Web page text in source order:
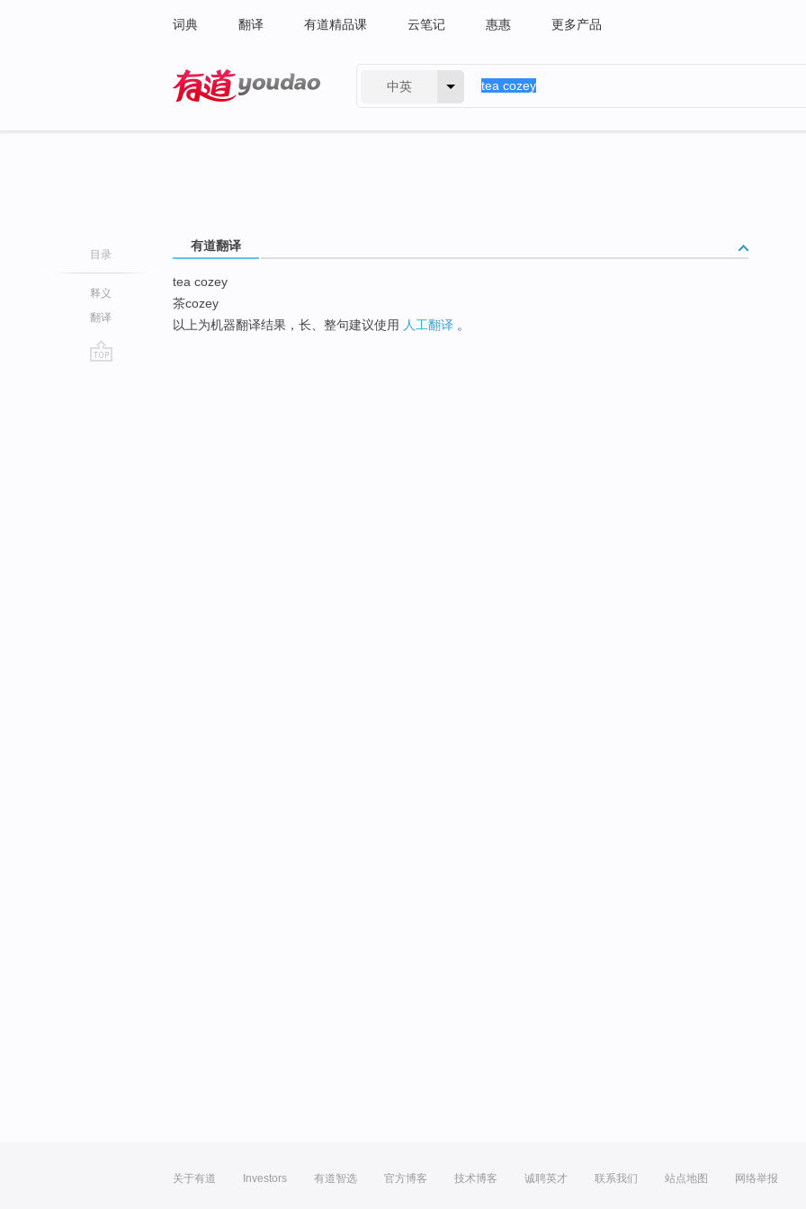
词典 翻译 有道精品课 云笔记 惠惠 更多产品
中英
目录
释义
翻译
有道翻译
tea cozey
茶cozey
以上为机器翻译结果，长、整句建议使用 人工翻译 。
关于有道 Investors 有道智选 官方博客 技术博客 诚聘英才 联系我们 站点地图 网络举报